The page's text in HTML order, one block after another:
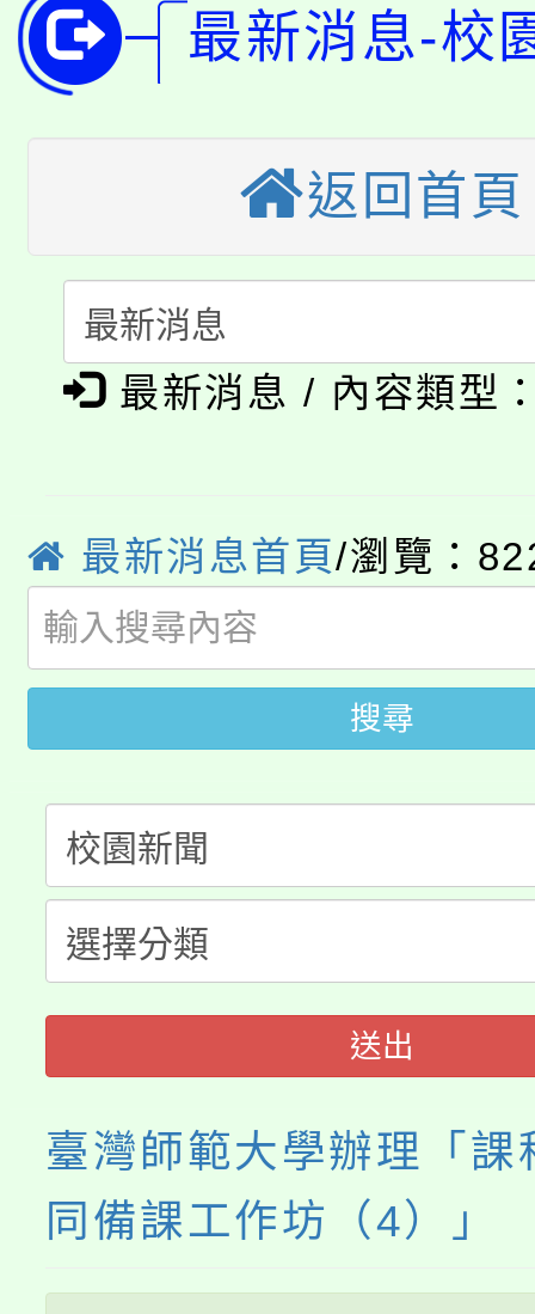
開!
115年桃園市運動會8/
田徑場及游泳池舉行。
桃園市低收入戶享有免
視費優惠，中低收入戶
半價優惠，詳情可洽有
者。
大園自造教育及科技中
份教師增能研習
大溪自造教育及科技
份教師研習
淨零綠生活教案入校路
會
115年食農教育專業人
程
「本色祭」8/29、30在
局官網。
8月14至27日，桃園電
開!
115年桃園市運動會8/
田徑場及游泳池舉行。
桃園市低收入戶享有免
視費優惠，中低收入戶
半價優惠，詳情可洽有
者。
大園自造教育及科技中
份教師增能研習
大溪自造教育及科技中
份教師研習
淨零綠生活教案入校路
會
115年食農教育專業人
程
最新消息-校
返回首頁
最新消息 / 內容類型
最新消息首頁/瀏覽：
搜尋
送出
臺灣師範大學辦理「課
同備課工作坊（4）」